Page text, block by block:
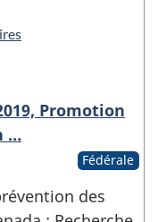
Promotion
…
Fédérale
des